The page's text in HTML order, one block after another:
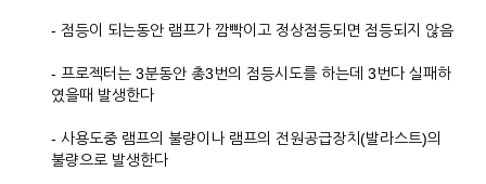
- 점등이 되는동안 램프가 깜빡이고 정상점등되면 점등되지 않음
- 프로젝터는 3분동안 총3번의 점등시도를 하는데 3번다 실패하
였을때 발생한다
- 사용도중 램프의 불량이나 램프의 전원공급장치(발라스트)의
불량으로 발생한다